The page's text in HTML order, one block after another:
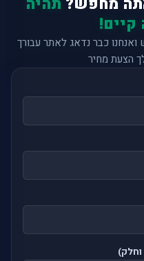
כבר נדאג לאתר עבורך
הצעת מחיר